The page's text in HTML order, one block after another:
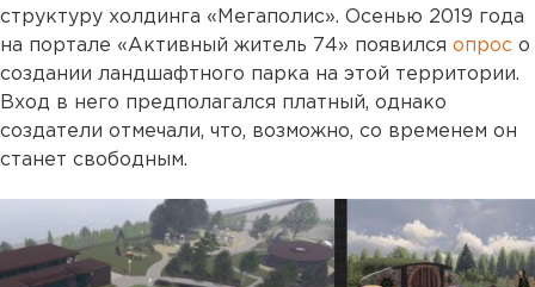
структуру холдинга «Мегаполис». Осенью 2019 года
на портале «Активный житель 74» появился опрос о
создании ландшафтного парка на этой территории.
Вход в него предполагался платный, однако
создатели отмечали, что, возможно, со временем он
станет свободным.